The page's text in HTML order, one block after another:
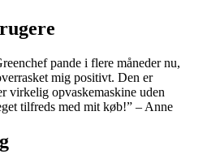
pande i flere måneder nu,
mig positivt. Den er
virkelig opvaskemaskine uden
tilfreds med mit køb!” – Anne